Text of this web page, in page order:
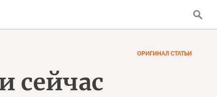
ОРИГИНАЛ СТАТЬИ
сейчас